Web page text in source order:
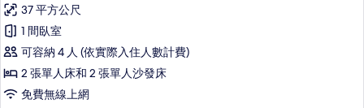
篩
選
條
Pure
Studio
230
的
所
37 平方公尺
1 間臥室
可容納 4 人 (依實際入住人數計費)
2 張單人床和 2 張單人沙發床
免費無線上網